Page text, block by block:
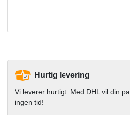
Hurtig levering
Vi leverer hurtigt. Med DHL vil din
ingen tid!